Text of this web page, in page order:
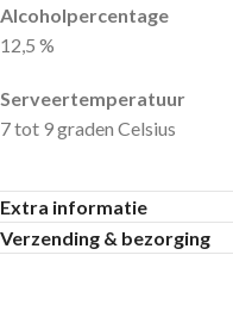
Alcoholpercentage
12,5 %
Serveertemperatuur
7 tot 9 graden Celsius
Extra informatie
Verzending & bezorging